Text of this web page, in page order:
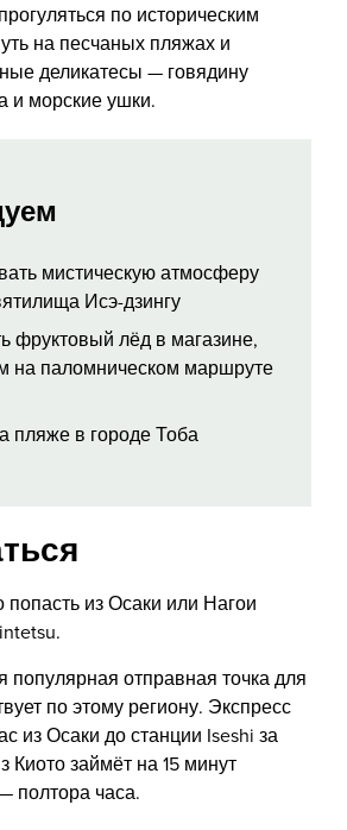
по историческим
на песчаных пляжах и
деликатесы — говядину
и морские ушки.
мистическую атмосферу
Исэ-дзингу
фруктовый лёд в магазине,
на паломническом маршруте
пляже в городе Тоба
попасть из Осаки или Нагои
отправная точка для
по этому региону. Экспресс
из Осаки до станции Iseshi за
Киото займёт на 15 минут
полтора часа.